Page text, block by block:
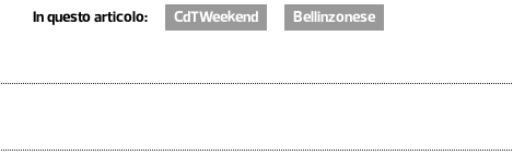
In questo articolo: CdTWeekend Bellinzonese